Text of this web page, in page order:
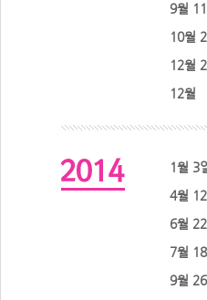
9월
10월
12월
12월
1월 3
4월
6월
7월
9월